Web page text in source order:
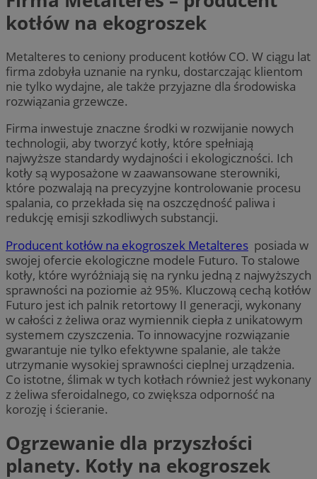
kotłów na ekogroszek
Metalteres to ceniony producent kotłów CO. W ciągu lat
firma zdobyła uznanie na rynku, dostarczając klientom
nie tylko wydajne, ale także przyjazne dla środowiska
rozwiązania grzewcze.
Firma inwestuje znaczne środki w rozwijanie nowych
technologii, aby tworzyć kotły, które spełniają
najwyższe standardy wydajności i ekologiczności. Ich
kotły są wyposażone w zaawansowane sterowniki,
które pozwalają na precyzyjne kontrolowanie procesu
spalania, co przekłada się na oszczędność paliwa i
redukcję emisji szkodliwych substancji.
Producent kotłów na ekogroszek Metalteres posiada w
swojej ofercie ekologiczne modele Futuro. To stalowe
kotły, które wyróżniają się na rynku jedną z najwyższych
sprawności na poziomie aż 95%. Kluczową cechą kotłów
Futuro jest ich palnik retortowy II generacji, wykonany
w całości z żeliwa oraz wymiennik ciepła z unikatowym
systemem czyszczenia. To innowacyjne rozwiązanie
gwarantuje nie tylko efektywne spalanie, ale także
utrzymanie wysokiej sprawności cieplnej urządzenia.
Co istotne, ślimak w tych kotłach również jest wykonany
z żeliwa sferoidalnego, co zwiększa odporność na
korozję i ścieranie.
Ogrzewanie dla przyszłości
planety. Kotły na ekogroszek